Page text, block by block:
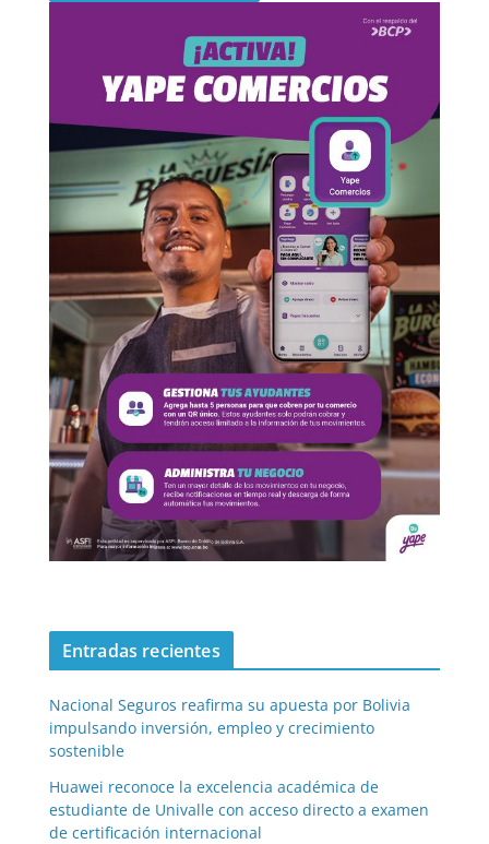
Entradas recientes
Nacional Seguros reafirma su apuesta por Bolivia
impulsando inversión, empleo y crecimiento
sostenible
Huawei reconoce la excelencia académica de
estudiante de Univalle con acceso directo a examen
de certificación internacional